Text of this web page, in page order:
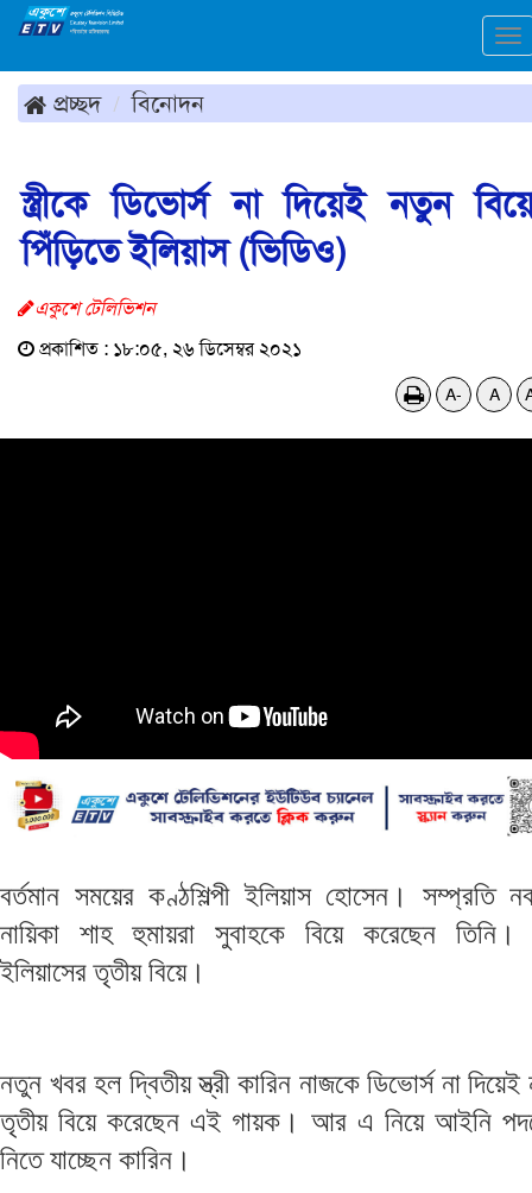
প্রচ্ছদ বিনোদন
স্ত্রীকে ডিভোর্স না দিয়েই নতুন
পিঁড়িতে ইলিয়াস (ভিডিও)
একুশে টেলিভিশন
প্রকাশিত : ১৮:০৫, ২৬ ডিসেম্বর ২০২১
A- A
বর্তমান সময়ের কণ্ঠশিল্পী ইলিয়াস হোসেন। সম্প্রতি
নায়িকা শাহ হুমায়রা সুবাহকে বিয়ে করেছেন তিনি।
ইলিয়াসের তৃতীয় বিয়ে।
নতুন খবর হল দ্বিতীয় স্ত্রী কারিন নাজকে ডিভোর্স না দিয়েই
তৃতীয় বিয়ে করেছেন এই গায়ক। আর এ নিয়ে আইনি
নিতে যাচ্ছেন কারিন।